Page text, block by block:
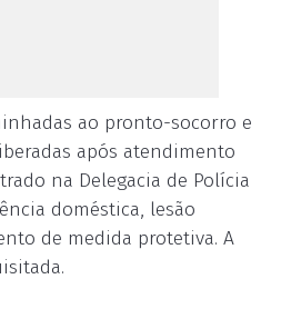
ao pronto-socorro e
após atendimento
na Delegacia de Polícia
doméstica, lesão
de medida protetiva. A